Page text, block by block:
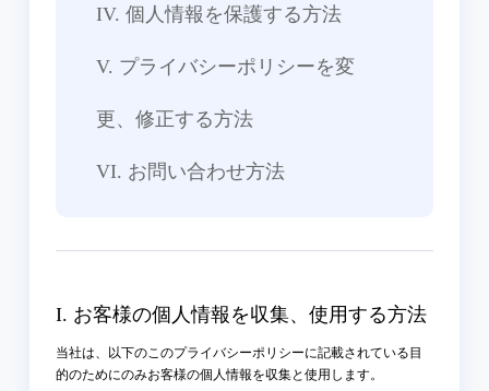
IV. 個人情報を保護する方法
V. プライバシーポリシーを変
更、修正する方法
VI. お問い合わせ方法
I. お客様の個人情報を収集、使用する方法
当社は、以下のこのプライバシーポリシーに記載されている目
的のためにのみお客様の個人情報を収集と使用します。